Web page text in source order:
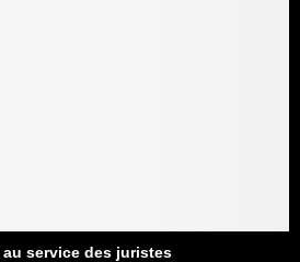
service des juristes